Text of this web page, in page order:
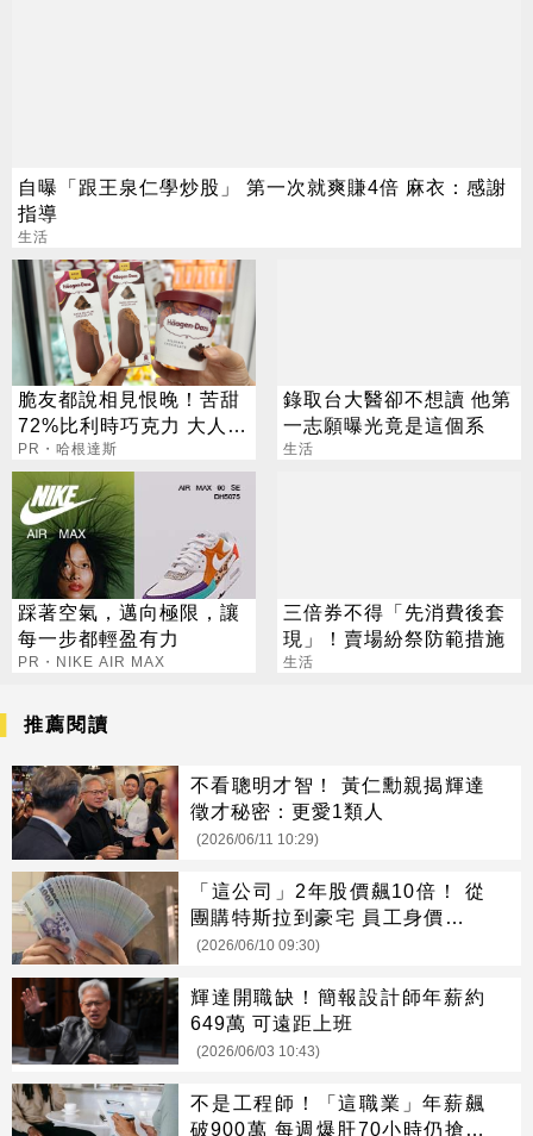
自曝「跟王泉仁學炒股」 第一次就爽賺4倍 麻衣：感謝
指導
生活
脆友都說相見恨晚！苦甜
72%比利時巧克力 大人味
爆紅！
PR・哈根達斯
錄取台大醫卻不想讀 他第
一志願曝光竟是這個系
生活
踩著空氣，邁向極限，讓
每一步都輕盈有力
PR・NIKE AIR MAX
三倍券不得「先消費後套
現」！賣場紛祭防範措施
生活
推薦閱讀
不看聰明才智！ 黃仁勳親揭輝達
徵才秘密：更愛1類人
(2026/06/11 10:29)
「這公司」2年股價飆10倍！ 從
團購特斯拉到豪宅 員工身價暴漲
曾掀離職潮
(2026/06/10 09:30)
輝達開職缺！簡報設計師年薪約
649萬 可遠距上班
(2026/06/03 10:43)
不是工程師！「這職業」年薪飆
破900萬 每週爆肝70小時仍搶破